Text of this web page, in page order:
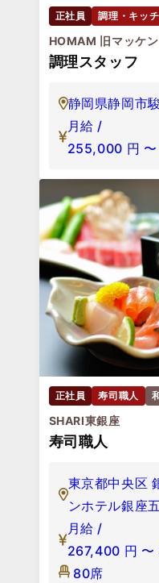
正社員 調理・キッ
HOMAM 旧マッケ
調理スタッフ
静岡県静岡市
月給 /
255,000 円 〜
正社員 寿司職人
SHARI東銀座
寿司職人
東京都中央区
ンホテル銀座
月給 /
267,400 円 〜
80席